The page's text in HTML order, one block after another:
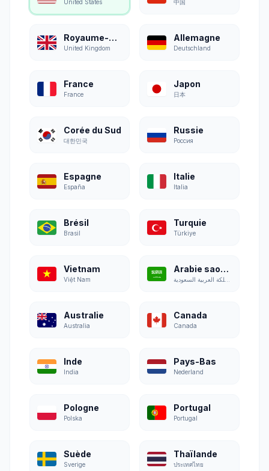
United States 中国
Royaume-Uni
United Kingdom
Allemagne
Deutschland
France
France
Japon
日本
Corée du Sud
대한민국
Russie
Россия
Espagne
España
Italie
Italia
Brésil
Brasil
Turquie
Türkiye
Vietnam
Việt Nam
Arabie saoudite
Australie
Australia
Canada
Canada
Inde
India
Pays-Bas
Nederland
Pologne
Polska
Portugal
Portugal
Suède
Sverige
Thaïlande
ประเทศไทย